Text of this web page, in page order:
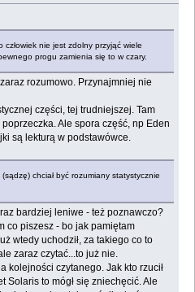
nie jest zdolny przyjąć wiele
progu zamienia się to w czary.
rozumowo. Przynajmniej nie
części, tej trudniejszej. Tam
Ale spora część, np Eden
są lekturą w podstawówce.
chciał być rozumiany statystycznie
bardziej leniwe - też poznawczo?
co piszesz - bo jak pamiętam
wtedy uchodził, za takiego co to
zaraz czytać...to już nie.
kolejności czytanego. Jak kto rzucił
Solaris to mógł się zniechęcić. Ale